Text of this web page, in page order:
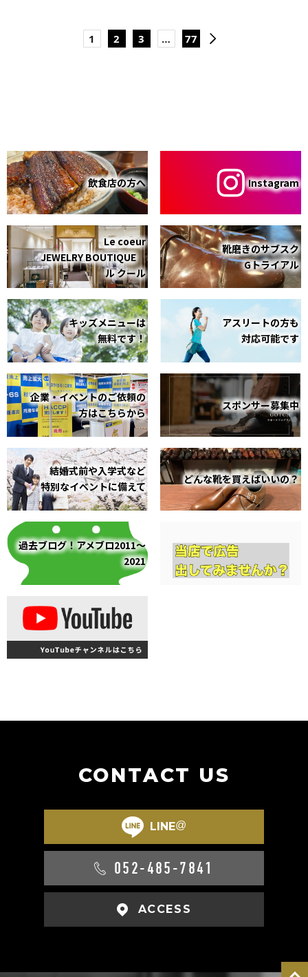
1 2 3 … 77
飲食店の方へ Instagram
Le coeur
JEWELRY BOUTIQUE
ル クール
靴磨きのサブスク
Gトライアル
キッズメニューは
無料です！
アスリートの方も
対応可能です
企業・イベントのご依頼の
方はこちらから
スポンサー募集中
結婚式前や入学式など
特別なイベントに備えて
どんな靴を買えばいいの？
過去ブログ！アメブロ2011～
2021
CONTACT US
LINE@
052-485-7841
ACCESS